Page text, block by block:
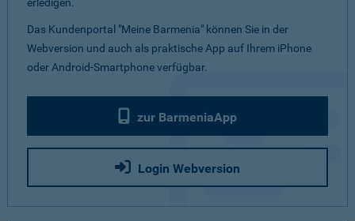
Das Kundenportal "Meine Barmenia" können Sie in der
Webversion und auch als praktische App auf Ihrem iPhone
oder Android-Smartphone verfügbar.
zur BarmeniaApp
Login Webversion